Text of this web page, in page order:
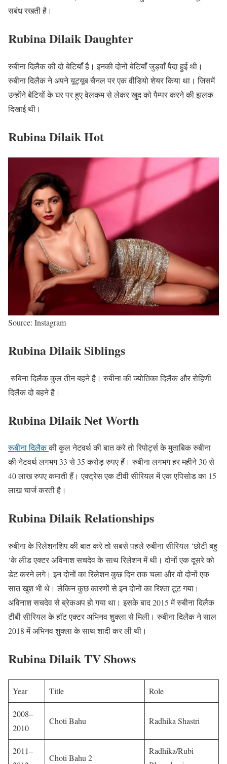
सबंध रखती है।
Rubina Dilaik Daughter
रुबीना दिलैक की दो बेटियाँ है। इनकी दोनों बेटियाँ जुड़वाँ पैदा हुई थी।
रुबीना दिलैक ने अपने यूट्यूब चैनल पर एक वीडियो शेयर किया था। जिसमें
उन्होंने बेटियों के घर पर हुए वेलकम से लेकर खुद को पैम्पर करने की झलक
दिखाई थी।
Rubina Dilaik Hot
Source: Instagram
Rubina Dilaik Siblings
रुबिना दिलैक कुल तीन बहने है। रुबीना की ज्योतिका दिलैक और रोहिणी
दिलैक दो बहने है।
Rubina Dilaik Net Worth
रूबीना दिलैककी कुल नेटवर्थ की बात करे तो रिपोर्ट्स के मुताबिक रुबीना
की नेटवर्थ लगभग 33 से 35 करोड़ रुपए हैं। रुबीना लगभग हर महीने 30 से
40 लाख रुपए कमाती हैं। एक्ट्रेस एक टीवी सीरियल में एक एपिसोड का 15
लाख चार्ज करती है।
Rubina Dilaik Relationships
रुबीना के रिलेशनशिप की बात करे तो सबसे पहले रुबीना सीरियल ‘छोटी बहु
‘के लीड एक्टर अविनाश सचदेव के साथ रिलेशन में थी। दोनों एक दूसरे को
डेट करने लगे। इन दोनों का रिलेशन कुछ दिन तक चला और वो दोनों एक
सात खुश भी थे। लेकिन कुछ कारणों से इन दोनों का रिश्ता टूट गया।
अविनाश सचदेव से ब्रेकअप हो गया था। इसके बाद 2015 में रुबीना दिलैक
टीबी सीरियल के हॉट एक्टर अभिनव शुक्ला से मिली। रुबीना दिलैक ने साल
2018 में अभिनव शुक्ला के साथ शादी कर ली थी।
Rubina Dilaik TV Shows
Year Title Role
2008–
2010
Choti Bahu Radhika Shastri
2011–
Choti Bahu 2
Radhika/Rubi